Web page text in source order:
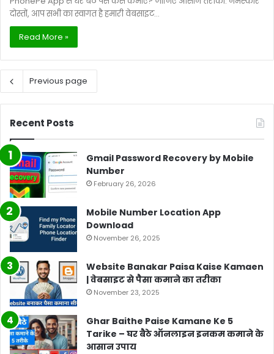
दोस्तों, आप सभी का स्वागत है हमारी वेबसाइट…
Read More »
Previous page
Recent Posts
Gmail Password Recovery by Mobile
Number
February 26, 2026
Mobile Number Location App
Download
November 26, 2025
Website Banakar Paisa Kaise Kamaen
| वेबसाइट से पैसा कमाने का तरीका
November 23, 2025
Ghar Baithe Paise Kamane Ke 5
Tarike – घर बैठे ऑनलाइन इनकम कमाने के
आसान उपाय